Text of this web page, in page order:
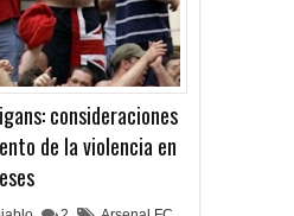
consideraciones
de la violencia en